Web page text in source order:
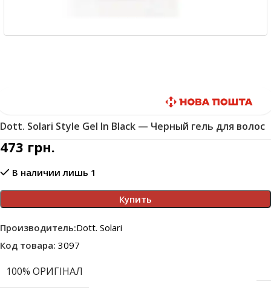
Dott. Solari Style Gel In Black — Черный гель для волос
473 грн.
В наличии лишь 1
Купить
Производитель:Dott. Solari
Код товара: 3097
100% ОРИГІНАЛ